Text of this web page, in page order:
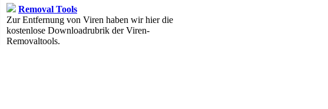
Removal Tools
Zur Entfernung von Viren haben wir hier die
kostenlose Downloadrubrik der Viren-
Removaltools.